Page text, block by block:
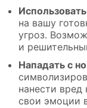
на вашу
угроз.
и
Нападать с
нанести
свои эмоции